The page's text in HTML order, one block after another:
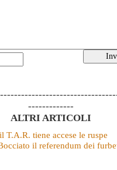
-------------
ALTRI ARTICOLI
T.A.R. tiene accese le ruspe
il referendum dei